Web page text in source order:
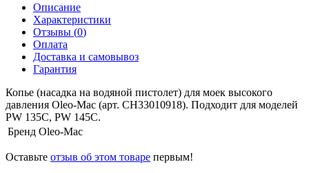
Описание
Характеристики
Отзывы (0)
Оплата
Доставка и самовывоз
Гарантия
Копье (насадка на водяной пистолет) для моек высокого
давления Oleo-Mac (арт. CH33010918). Подходит для моделей
PW 135C, PW 145C.
Бренд Oleo-Mac
Оставьте отзыв об этом товаре первым!